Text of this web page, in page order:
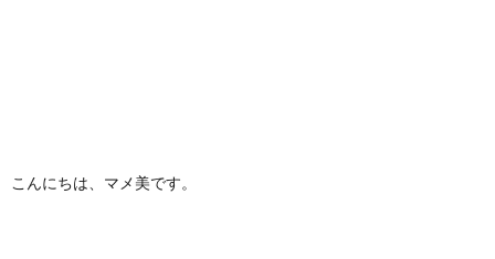
こんにちは、マメ美です。